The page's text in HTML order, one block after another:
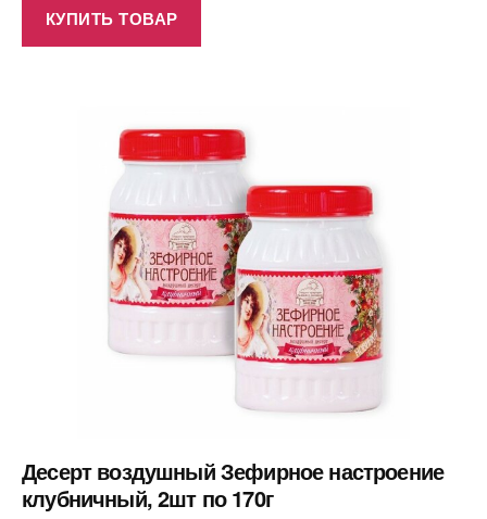
КУПИТЬ ТОВАР
Десерт воздушный Зефирное настроение
клубничный, 2шт по 170г